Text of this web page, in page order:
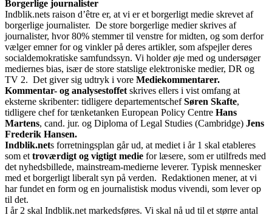
Borgerlige journalister
Indblik.nets raison d’être er, at vi er et borgerligt medie skrevet af
borgerlige journalister. De store borgerlige medier skrives af
journalister, hvor 80% stemmer til venstre for midten, og som derfor
vælger emner for og vinkler på deres artikler, som afspejler deres
socialdemokratiske samfundssyn. Vi holder øje med og undersøger
mediernes bias, især de store statslige elektroniske medier, DR og
TV 2. Det giver sig udtryk i vore Mediekommentarer.
Kommentar- og analysestoffet skrives ellers i vist omfang at
eksterne skribenter: tidligere departementschefSøren Skafte,
tidligere chef for tænketanken European Policy Centre Hans
Martens, cand. jur. og Diploma of Legal Studies (Cambridge) Jens
Frederik Hansen.
Indblik.nets forretningsplan går ud, at mediet i år 1 skal etableres
som et troværdigt og vigtigt medie for læsere, som er utilfreds med
det nyhedsbillede, mainstream-medierne leverer. Typisk mennesker
med et borgerligt liberalt syn på verden. Redaktionen mener, at vi
har fundet en form og en journalistisk modus vivendi, som lever op
til det.
I år 2 skal Indblik.net markedsføres. Vi skal nå ud til et større antal